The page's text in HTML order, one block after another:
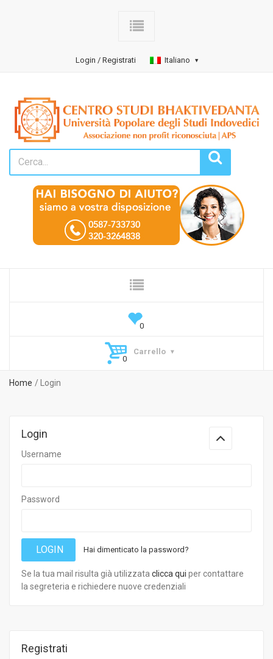
Login / Registrati Italiano
Carrello
Home Login
Login
Username
Password
LOGIN Hai dimenticato la password?
Se la tua mail risulta già utilizzata clicca qui per contattare
la segreteria e richiedere nuove credenziali
Registrati